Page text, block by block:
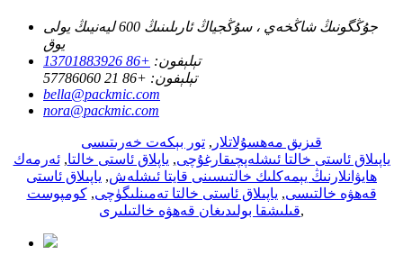
جۇڭگونىڭ شاڭخەي ، سۇڭجياڭ ئارىلىنىڭ 600 ليەنيىڭ يولى
يوق
تېلېفون: +86 13701883926
تېلېفون: +86 21 57786060
bella@packmic.com
nora@packmic.com
قىزىق مەھسۇلاتلار , تور بېكەت خەرىتىسى
ياپىلاق ئاستى خالتا ئىشلەپچىقارغۇچى, ياپلاق ئاستى خالتا,ئەرمەك
ھايۋانلارنىڭ يېمەكلىك خالتىسىنى قايتا ئىشلەش, ياپىلاق ئاستى
قەھۋە خالتىسى, ياپىلاق ئاستى خالتا تەمىنلىگۈچى,كومپوست
قىلىشقا بولىدىغان قەھۋە خالتىلىرى,